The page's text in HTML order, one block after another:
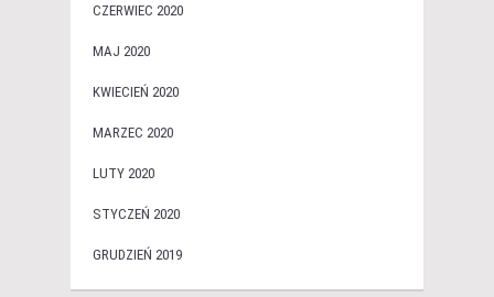
CZERWIEC 2020
MAJ 2020
KWIECIEŃ 2020
MARZEC 2020
LUTY 2020
STYCZEŃ 2020
GRUDZIEŃ 2019